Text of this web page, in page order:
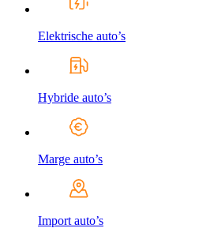
Elektrische auto’s
Hybride auto’s
Marge auto’s
Import auto’s